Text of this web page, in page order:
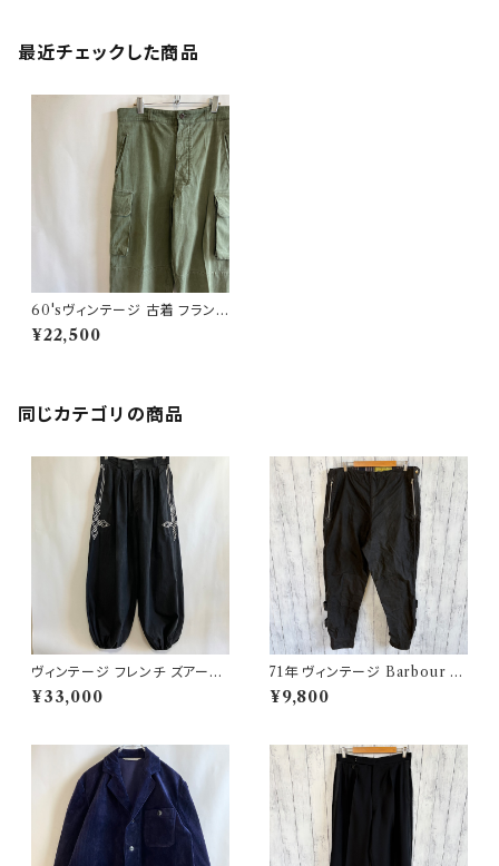
最近チェックした商品
60'sヴィンテージ 古着 フランス
軍 M47 カーゴパンツ ヘリンボ
ーン 後期
¥22,500
同じカテゴリの商品
ヴィンテージ フレンチ ズアーブ
パンツ ミリタリー フランス軍 フ
レンチアンティーク
¥33,000
71年 ヴィンテージ Barbour 黄
タグ インターナショナルパンツ
オイルドパンツ Barbour
¥9,800